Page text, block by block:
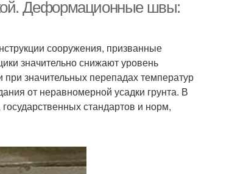
Деформационные швы:
сооружения, призванные
значительно снижают уровень
значительных перепадах температур
от неравномерной усадки грунта. В
стандартов и норм,